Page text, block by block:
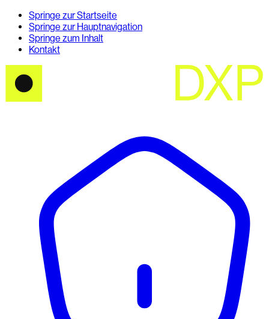
Springe zur Startseite
Springe zur Hauptnavigation
Springe zum Inhalt
Kontakt